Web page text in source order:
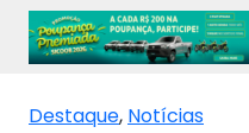
Destaque, Notícias